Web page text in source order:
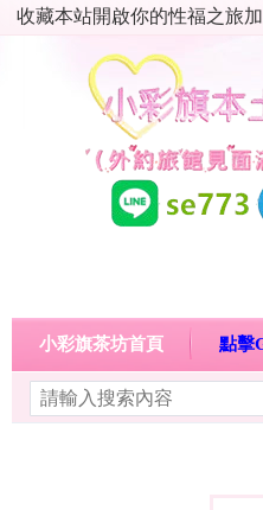
收藏本站開啟你的性福之旅
小彩旗茶坊首頁 點擊